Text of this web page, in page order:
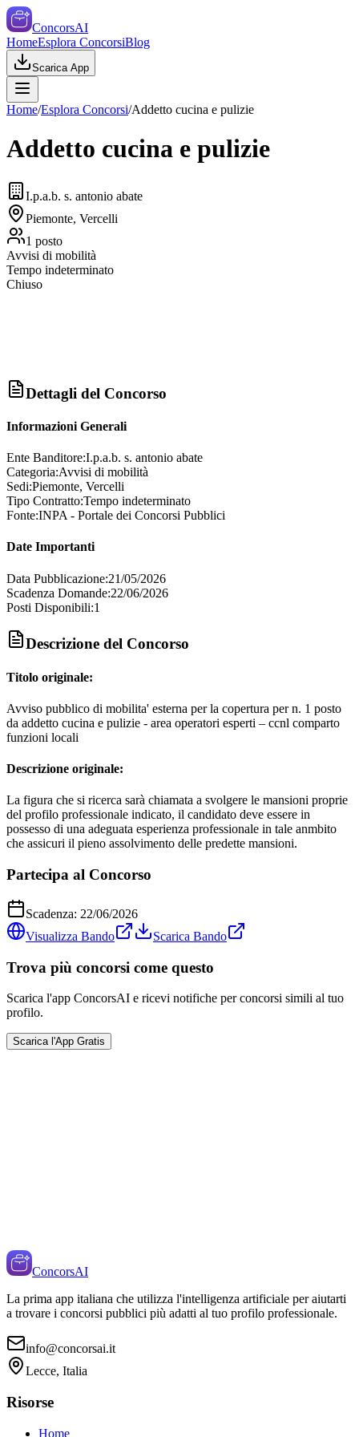
ConcorsAI
HomeEsplora ConcorsiBlog
Scarica App
Home/Esplora Concorsi/Addetto cucina e pulizie
Addetto cucina e pulizie
I.p.a.b. s. antonio abate
Piemonte, Vercelli
1 posto
Avvisi di mobilità
Tempo indeterminato
Chiuso
Dettagli del Concorso
Informazioni Generali
Ente Banditore:I.p.a.b. s. antonio abate
Categoria:Avvisi di mobilità
Sedi:Piemonte, Vercelli
Tipo Contratto:Tempo indeterminato
Fonte:INPA - Portale dei Concorsi Pubblici
Date Importanti
Data Pubblicazione:21/05/2026
Scadenza Domande:22/06/2026
Posti Disponibili:1
Descrizione del Concorso
Titolo originale:
Avviso pubblico di mobilita' esterna per la copertura per n. 1 posto
da addetto cucina e pulizie - area operatori esperti – ccnl comparto
funzioni locali
Descrizione originale:
La figura che si ricerca sarà chiamata a svolgere le mansioni proprie
del profilo professionale indicato, il candidato deve essere in
possesso di una adeguata esperienza professionale in tale anmbito
che assicuri il pieno assolvimento delle predette mansioni.
Partecipa al Concorso
Scadenza: 22/06/2026
Visualizza Bando
Scarica Bando
Trova più concorsi come questo
Scarica l'app ConcorsAI e ricevi notifiche per concorsi simili al tuo
profilo.
Scarica l'App Gratis
ConcorsAI
La prima app italiana che utilizza l'intelligenza artificiale per aiutarti
a trovare i concorsi pubblici più adatti al tuo profilo professionale.
info@concorsai.it
Lecce, Italia
Risorse
Home